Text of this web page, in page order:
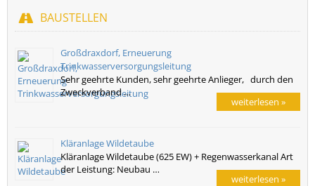
BAUSTELLEN
Großdraxdorf, Erneuerung
Trinkwasserversorgungsleitung
Sehr geehrte Kunden, sehr geehrte Anlieger, durch den
Zweckverband …
weiterlesen »
Kläranlage Wildetaube
Kläranlage Wildetaube (625 EW) + Regenwasserkanal Art
der Leistung: Neubau …
weiterlesen »